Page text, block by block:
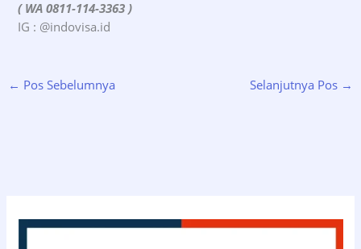
( WA 0811-114-3363 )
IG : @indovisa.id
← Pos Sebelumnya Selanjutnya Pos →